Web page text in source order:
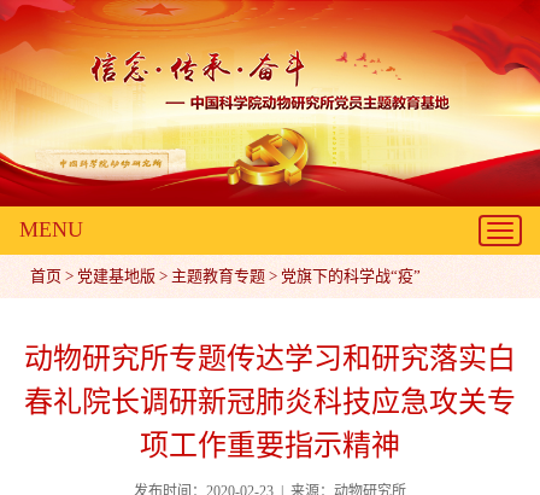
MENU
首页 > 党建基地版 > 主题教育专题 > 党旗下的科学战“疫”
动物研究所专题传达学习和研究落实白
春礼院长调研新冠肺炎科技应急攻关专
项工作重要指示精神
发布时间：2020-02-23 | 来源：动物研究所